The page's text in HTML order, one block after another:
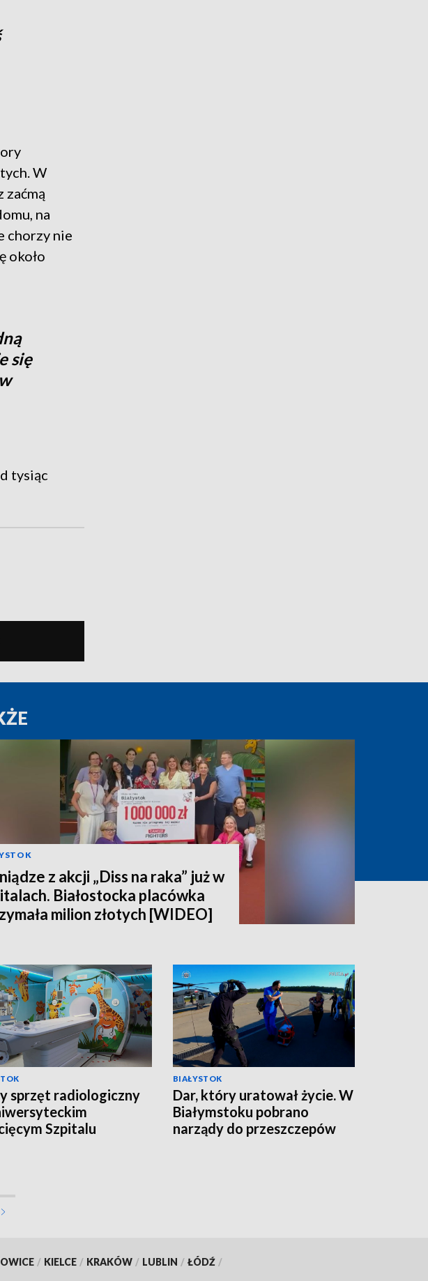
W
zaćmą
na
chorzy nie
około
się
tysiąc
z akcji „Diss na raka” już w
Białostocka placówka
milion złotych [WIDEO]
sprzęt radiologiczny
Szpitalu
BIAŁYSTOK
Dar, który uratował życie. W
Białymstoku pobrano
narządy do przeszczepów
/ KIELCE / KRAKÓW / LUBLIN / ŁÓDŹ /